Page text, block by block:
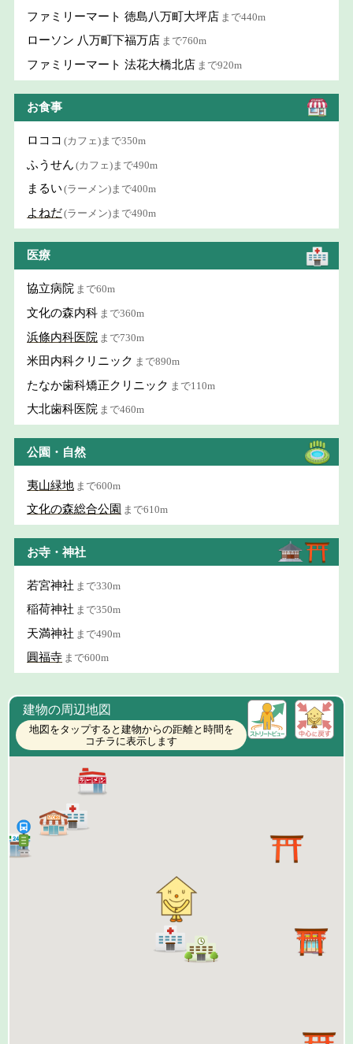
ファミリーマート 徳島八万町大坪店 まで440m
ローソン 八万町下福万店 まで760m
ファミリーマート 法花大橋北店 まで920m
お食事
ロココ (カフェ)まで350m
ふうせん (カフェ)まで490m
まるい (ラーメン)まで400m
よねだ(ラーメン)まで490m
医療
協立病院 まで60m
文化の森内科 まで360m
浜條内科医院 まで730m
米田内科クリニック まで890m
たなか歯科矯正クリニック まで110m
大北歯科医院 まで460m
公園・自然
夷山緑地 まで600m
文化の森総合公園 まで610m
お寺・神社
若宮神社 まで330m
稲荷神社 まで350m
天満神社 まで490m
圓福寺 まで600m
建物の周辺地図
地図をタップすると建物からの距離と時間を
コチラに表示します